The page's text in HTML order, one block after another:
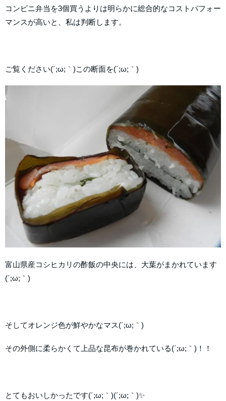
コンビニ弁当を3個買うよりは明らかに総合的なコストパフォー
マンスが高いと、私は判断します。
ご覧ください(´;ω;｀)この断面を(´;ω;｀)
富山県産コシヒカリの酢飯の中央には、大葉がまかれています
(´;ω;｀)
そしてオレンジ色が鮮やかなマス(´;ω;｀)
その外側に柔らかくて上品な昆布が巻かれている(´;ω;｀)！！
とてもおいしかったです(´;ω;｀)(´;ω;｀)✨